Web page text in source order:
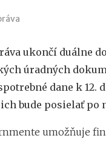
ukončí duálne
úradných
dane k 12.
bude posielať po
umožňuje